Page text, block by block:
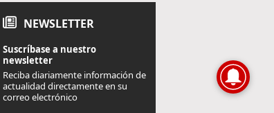
NEWSLETTER
Suscríbase a nuestro
newsletter
Reciba diariamente información de
actualidad directamente en su
correo electrónico